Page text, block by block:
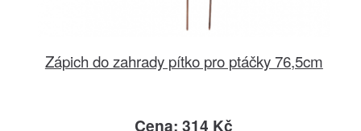
Zápich do zahrady pítko pro ptáčky 76,5cm
Cena: 314 Kč